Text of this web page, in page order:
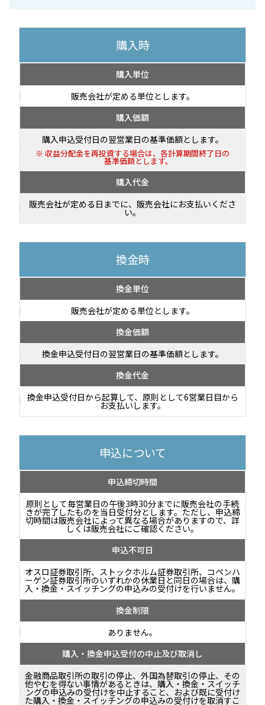
購入時
購入単位
販売会社が定める単位とします。
購入価額
購入申込受付日の翌営業日の基準価額とします。
収益分配金を再投資する場合は、各計算期間終了日の
基準価額とします。
購入代金
販売会社が定める日までに、販売会社にお支払いくださ
い。
換金時
換金単位
販売会社が定める単位とします。
換金価額
換金申込受付日の翌営業日の基準価額とします。
換金代金
換金申込受付日から起算して、原則として6営業日目から
お支払いします。
申込について
申込締切時間
原則として毎営業日の午後3時30分までに販売会社の手続
きが完了したものを当日受付分とします。ただし、申込締
切時間は販売会社によって異なる場合がありますので、詳
しくは販売会社にご確認ください。
申込不可日
オスロ証券取引所、ストックホルム証券取引所、コペンハ
ーゲン証券取引所のいずれかの休業日と同日の場合は、購
入・換金・スイッチングの申込みの受付けを行いません。
換金制限
ありません。
購入・換金申込受付の中止及び取消し
金融商品取引所の取引の停止、外国為替取引の停止、その
他やむを得ない事情があるときは、購入・換金・スイッチ
ングの申込みの受付けを中止すること、および既に受付け
た購入・換金・スイッチングの申込みの受付けを取消すこ